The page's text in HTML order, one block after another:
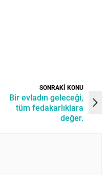
SONRAKİ KONU
Bir evladın geleceği,
tüm fedakarlıklara
değer.